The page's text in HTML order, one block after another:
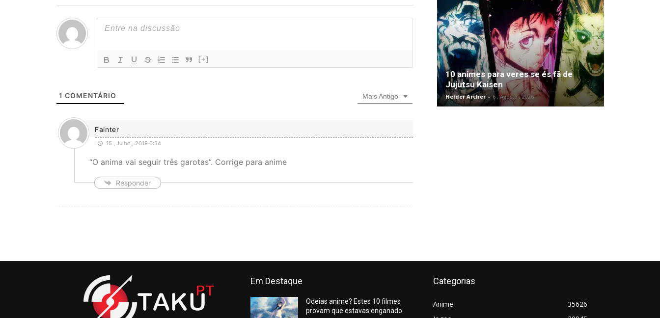
[+]
1 COMENTÁRIO Mais Antigo
Fainter
15 , Julho , 2019 0:54
“O anima vai seguir três garotas”. Corrige para anime
Responder
10 animes para veres se és fã de
Jujutsu Kaisen
Helder Archer - 6 , Agosto , 2026
Em Destaque
Odeias anime? Estes 10 filmes
provam que estavas enganado
Categorias
Anime
35626